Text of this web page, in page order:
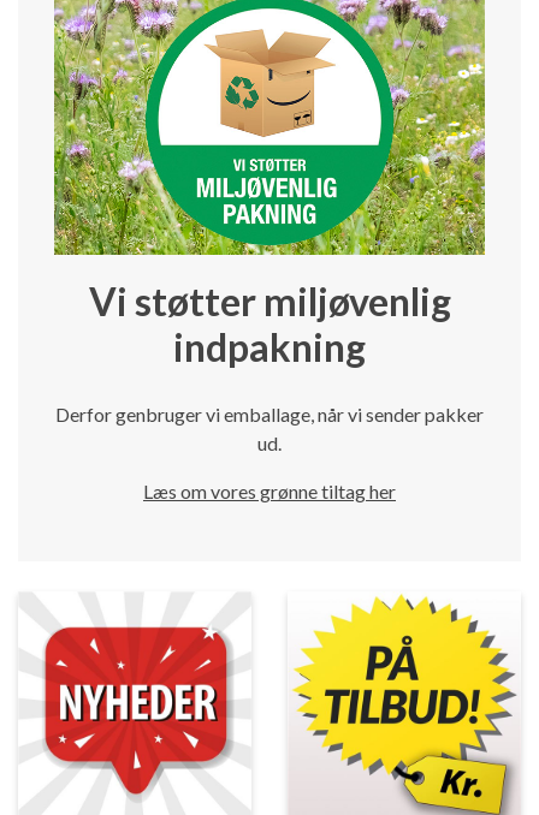
Vi støtter miljøvenlig
indpakning
Derfor genbruger vi emballage, når vi sender pakker
ud.
Læs om vores grønne tiltag her